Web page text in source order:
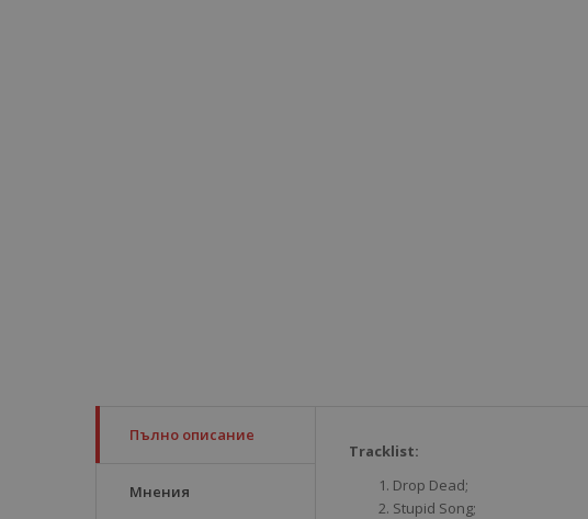
Пълно описание
Мнения
Tracklist:
Drop Dead;
Stupid Song;